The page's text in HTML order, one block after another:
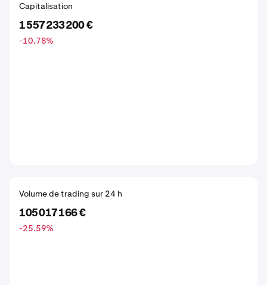
Capitalisation
1 557 233 200 €
-10.78%
Volume de trading sur 24 h
105 017 166 €
-25.59%